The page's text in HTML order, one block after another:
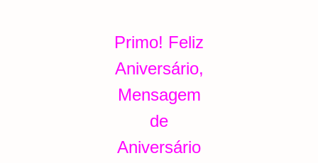
Primo! Feliz
Aniversário,
Mensagem
de
Aniversário